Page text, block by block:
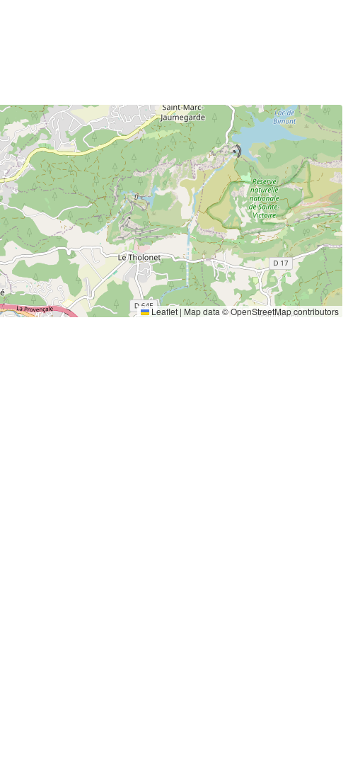
Leaflet | Map data ©OpenStreetMapcontributors